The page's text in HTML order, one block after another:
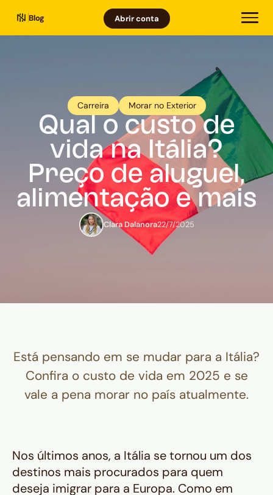
Blog Abrir conta
Carreira Morar no Exterior
Qual o custo de
vida na Itália?
Preço de aluguel,
alimentação e mais
Clara Dalanora22/7/2025
Está pensando em se mudar para a Itália?
Confira o custo de vida em 2025 e se
vale a pena morar no país atualmente.
Nos últimos anos, a Itália se tornou um dos
destinos mais procurados para quem
deseja imigrar para a Europa. Como em